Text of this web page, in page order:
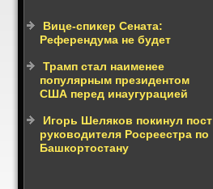
Вице-спикер Сената:
Референдума не будет
Трамп стал наименее
популярным президентом
США перед инаугурацией
Игорь Шеляков покинул пост
руководителя Росреестра по
Башкортостану